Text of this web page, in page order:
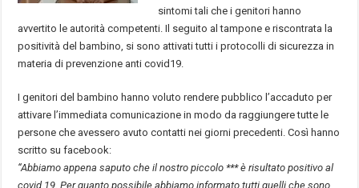
sintomi tali che i genitori hanno
avvertito le autorità competenti. Il seguito al tampone e riscontrata la
positività del bambino, si sono attivati tutti i protocolli di sicurezza in
materia di prevenzione anti covid19.
I genitori del bambino hanno voluto rendere pubblico l’accaduto per
attivare l’immediata comunicazione in modo da raggiungere tutte le
persone che avessero avuto contatti nei giorni precedenti. Così hanno
scritto su facebook:
“Abbiamo appena saputo che il nostro piccolo *** è risultato positivo al
covid 19. Per quanto possibile abbiamo informato tutti quelli che sono